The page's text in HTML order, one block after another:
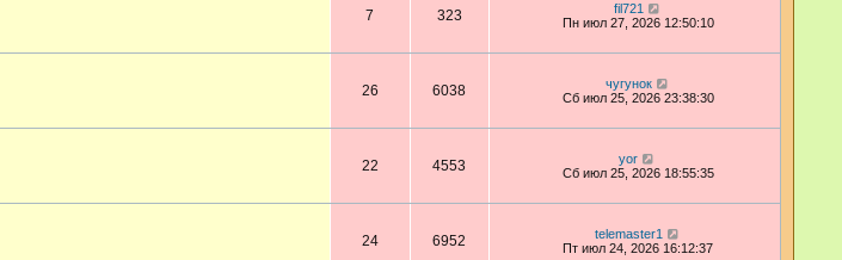
7 323
fil721
Пн июл 27, 2026 12:50:10
26 6038
чугунок
Сб июл 25, 2026 23:38:30
22 4553
yor
Сб июл 25, 2026 18:55:35
24 6952
telemaster1
Пт июл 24, 2026 16:12:37